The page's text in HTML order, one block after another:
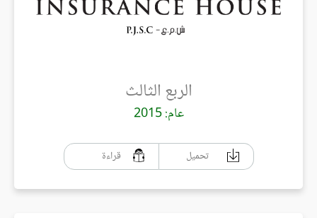
الربع الثالث
عام: 2015
تحميل قراءة